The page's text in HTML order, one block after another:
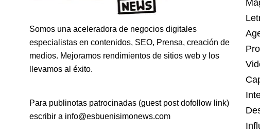
Somos una aceleradora de negocios digitales
especialistas en contenidos, SEO, Prensa, creación de
medios. Mejoramos rendimientos de sitios web y los
llevamos al éxito.
Para publinotas patrocinadas (guest post dofollow link)
escribir a info@esbuenisimonews.com